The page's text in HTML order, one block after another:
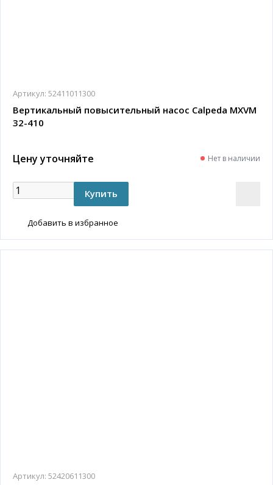
Артикул: 52411011300
Вертикальный повысительный насос Calpeda MXVM
32-410
Цену уточняйте Нет в наличии
Добавить в избранное
Артикул: 52420611300